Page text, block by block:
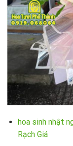
hoa sinh nhật
Rạch Giá